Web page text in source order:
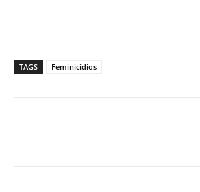
TAGS Feminicidios